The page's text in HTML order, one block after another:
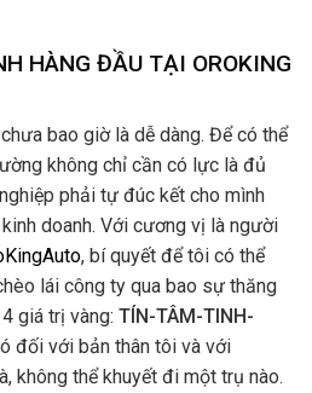
HÀNG ĐẦU TẠI OROKING
bao giờ là dễ dàng. Để có thể
không chỉ cần có lực là đủ
phải tự đúc kết cho mình
doanh. Với cương vị là người
, bí quyết để tôi có thể
lái công ty qua bao sự thăng
giá trị vàng: TÍN-TÂM-TINH-
đối với bản thân tôi và với
không thể khuyết đi một trụ nào.